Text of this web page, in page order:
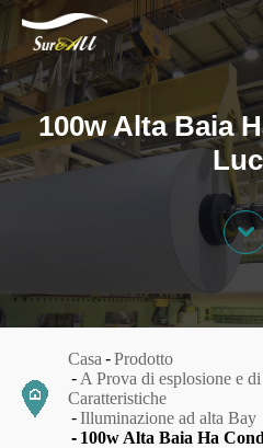
100w Alta Baia

Casa
Prodotto
A Prova di esplosione e
Caratteristiche
Illuminazione ad alta Bay
100w Alta Baia Ha